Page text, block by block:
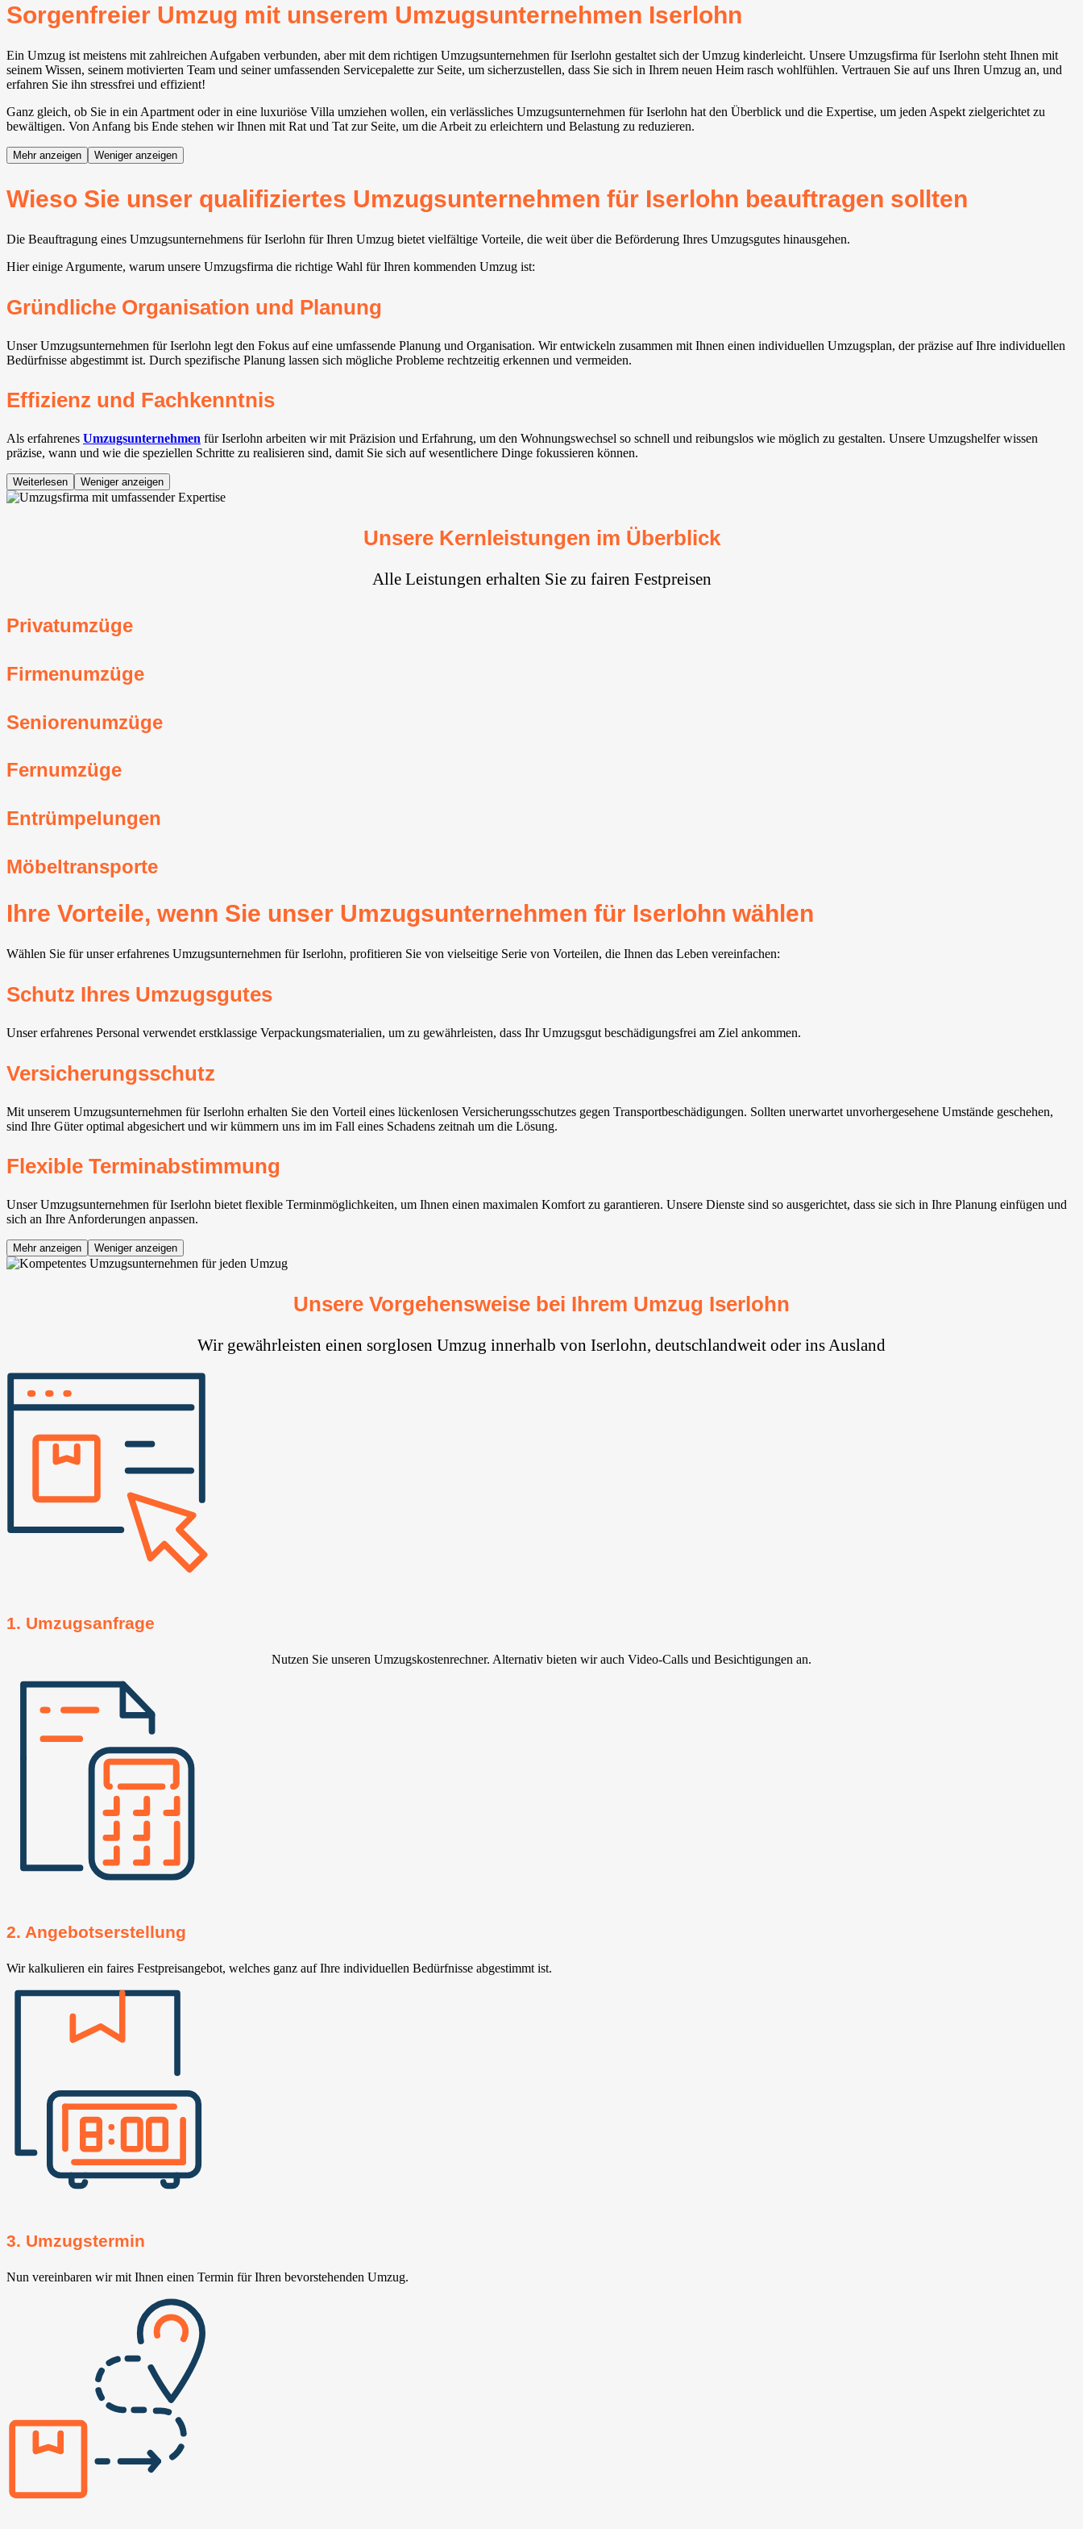
Sorgenfreier Umzug mit unserem Umzugsunternehmen Iserlohn
Ein Umzug ist meistens mit zahlreichen Aufgaben verbunden, aber mit dem richtigen Umzugsunternehmen für Iserlohn gestaltet sich der Umzug kinderleicht. Unsere Umzugsfirma für Iserlohn steht Ihnen mit
seinem Wissen, seinem motivierten Team und seiner umfassenden Servicepalette zur Seite, um sicherzustellen, dass Sie sich in Ihrem neuen Heim rasch wohlfühlen. Vertrauen Sie auf uns Ihren Umzug an, und
erfahren Sie ihn stressfrei und effizient!
Ganz gleich, ob Sie in ein Apartment oder in eine luxuriöse Villa umziehen wollen, ein verlässliches Umzugsunternehmen für Iserlohn hat den Überblick und die Expertise, um jeden Aspekt zielgerichtet zu
bewältigen. Von Anfang bis Ende stehen wir Ihnen mit Rat und Tat zur Seite, um die Arbeit zu erleichtern und Belastung zu reduzieren.
Mehr anzeigen Weniger anzeigen
Wieso Sie unser qualifiziertes Umzugsunternehmen für Iserlohn beauftragen sollten
Die Beauftragung eines Umzugsunternehmens für Iserlohn für Ihren Umzug bietet vielfältige Vorteile, die weit über die Beförderung Ihres Umzugsgutes hinausgehen.
Hier einige Argumente, warum unsere Umzugsfirma die richtige Wahl für Ihren kommenden Umzug ist:
Gründliche Organisation und Planung
Unser Umzugsunternehmen für Iserlohn legt den Fokus auf eine umfassende Planung und Organisation. Wir entwickeln zusammen mit Ihnen einen individuellen Umzugsplan, der präzise auf Ihre individuellen
Bedürfnisse abgestimmt ist. Durch spezifische Planung lassen sich mögliche Probleme rechtzeitig erkennen und vermeiden.
Effizienz und Fachkenntnis
Als erfahrenes Umzugsunternehmen für Iserlohn arbeiten wir mit Präzision und Erfahrung, um den Wohnungswechsel so schnell und reibungslos wie möglich zu gestalten. Unsere Umzugshelfer wissen
präzise, wann und wie die speziellen Schritte zu realisieren sind, damit Sie sich auf wesentlichere Dinge fokussieren können.
Weiterlesen Weniger anzeigen
Unsere Kernleistungen im Überblick
Alle Leistungen erhalten Sie zu fairen Festpreisen
Privatumzüge
Firmenumzüge
Seniorenumzüge
Fernumzüge
Entrümpelungen
Möbeltransporte
Ihre Vorteile, wenn Sie unser Umzugsunternehmen für Iserlohn wählen
Wählen Sie für unser erfahrenes Umzugsunternehmen für Iserlohn, profitieren Sie von vielseitige Serie von Vorteilen, die Ihnen das Leben vereinfachen:
Schutz Ihres Umzugsgutes
Unser erfahrenes Personal verwendet erstklassige Verpackungsmaterialien, um zu gewährleisten, dass Ihr Umzugsgut beschädigungsfrei am Ziel ankommen.
Versicherungsschutz
Mit unserem Umzugsunternehmen für Iserlohn erhalten Sie den Vorteil eines lückenlosen Versicherungsschutzes gegen Transportbeschädigungen. Sollten unerwartet unvorhergesehene Umstände geschehen,
sind Ihre Güter optimal abgesichert und wir kümmern uns im im Fall eines Schadens zeitnah um die Lösung.
Flexible Terminabstimmung
Unser Umzugsunternehmen für Iserlohn bietet flexible Terminmöglichkeiten, um Ihnen einen maximalen Komfort zu garantieren. Unsere Dienste sind so ausgerichtet, dass sie sich in Ihre Planung einfügen und
sich an Ihre Anforderungen anpassen.
Mehr anzeigen Weniger anzeigen
Unsere Vorgehensweise bei Ihrem Umzug Iserlohn
Wir gewährleisten einen sorglosen Umzug innerhalb von Iserlohn, deutschlandweit oder ins Ausland
1. Umzugsanfrage
Nutzen Sie unseren Umzugskostenrechner. Alternativ bieten wir auch Video-Calls und Besichtigungen an.
2. Angebotserstellung
Wir kalkulieren ein faires Festpreisangebot, welches ganz auf Ihre individuellen Bedürfnisse abgestimmt ist.
3. Umzugstermin
Nun vereinbaren wir mit Ihnen einen Termin für Ihren bevorstehenden Umzug.